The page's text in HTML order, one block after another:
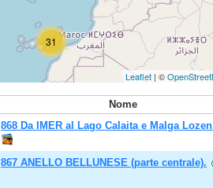
31
Leaflet | ©
Nome
868 Da IMER al Lago Calaita e Malga
867 ANELLO BELLUNESE (parte centrale).